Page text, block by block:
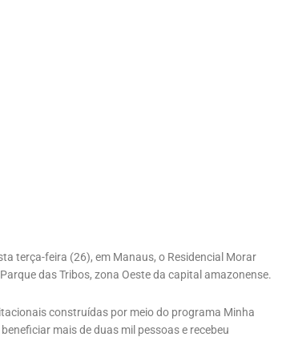
terça-feira (26), em Manaus, o Residencial Morar
das Tribos, zona Oeste da capital amazonense.
construídas por meio do programa Minha
mais de duas mil pessoas e recebeu